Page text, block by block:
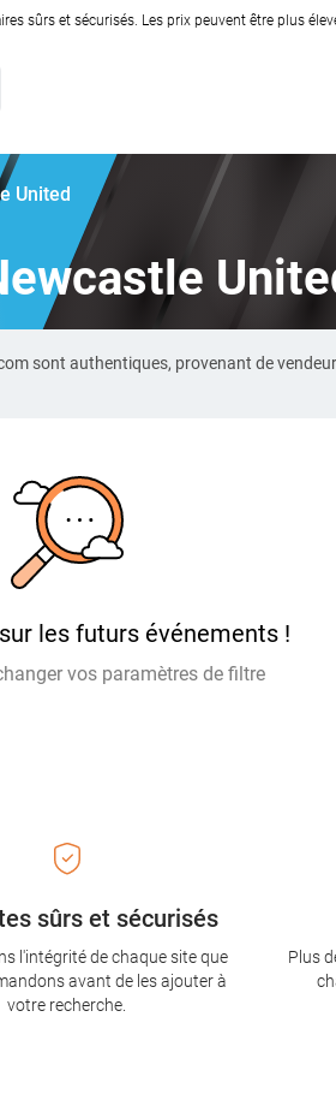
sûrs et sécurisés. Les prix peuvent être plus
United
sont authentiques, provenant de
les futurs événements !
vos paramètres de filtre
sûrs et sécurisés
l'intégrité de chaque site que
avant de les ajouter à
votre recherche.
Plus